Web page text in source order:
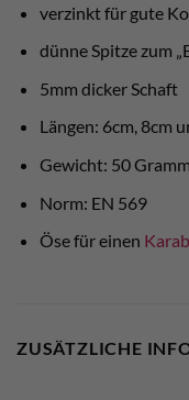
verzinkt für gute
dünne Spitze zum
5mm dicker Schaft
Längen: 6cm, 8cm
Gewicht: 50
Norm: EN 569
Öse für einen
ZUSÄTZLICHE